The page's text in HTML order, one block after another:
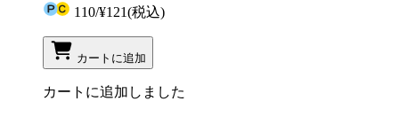
110/¥121(税込)
カートに追加
カートに追加しました